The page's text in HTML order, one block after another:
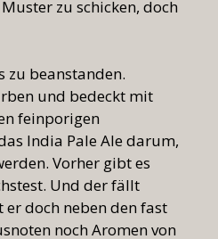
zu schicken, doch
zu beanstanden.
und bedeckt mit
feinporigen
India Pale Ale darum,
Vorher gibt es
Und der fällt
doch neben den fast
noch Aromen von